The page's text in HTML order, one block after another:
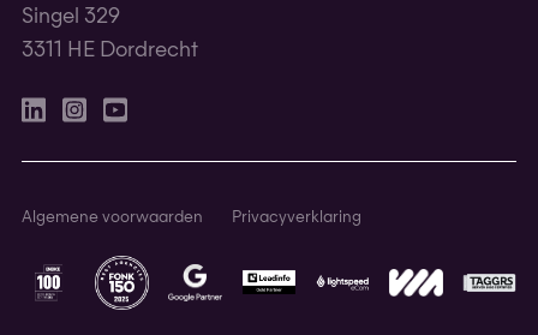
Singel 329
3311 HE Dordrecht
LinkedinInstagram
Youtube
Algemene voorwaarden Privacyverklaring